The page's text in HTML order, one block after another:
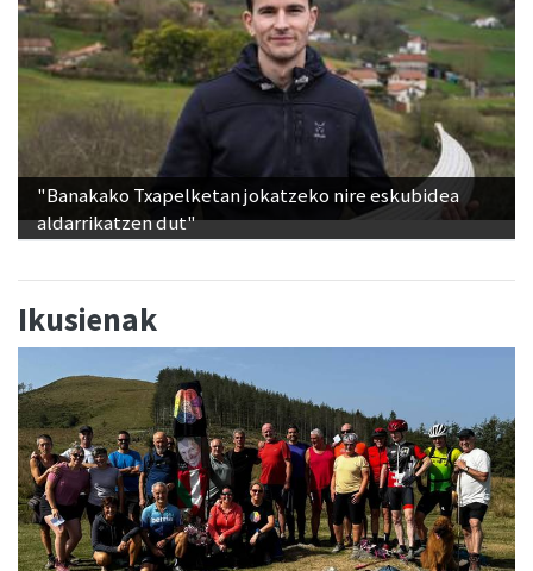
"Banakako Txapelketan jokatzeko nire eskubidea
aldarrikatzen dut"
Ikusienak